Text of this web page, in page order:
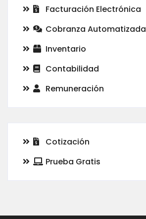
Facturación Electrónica
Cobranza Automatizada
Inventario
Contabilidad
Remuneración
Cotización
Prueba Gratis